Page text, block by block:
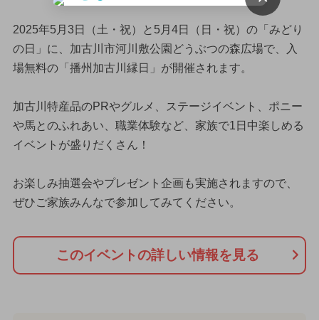
2025年5月3日（土・祝）と5月4日（日・祝）の「みどり
の日」に、加古川市河川敷公園どうぶつの森広場で、入
場無料の「播州加古川縁日」が開催されます。
加古川特産品のPRやグルメ、ステージイベント、ポニー
や馬とのふれあい、職業体験など、家族で1日中楽しめる
イベントが盛りだくさん！
お楽しみ抽選会やプレゼント企画も実施されますので、
ぜひご家族みんなで参加してみてください。
このイベントの詳しい情報を見る